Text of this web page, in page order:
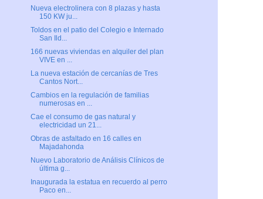
Nueva electrolinera con 8 plazas y hasta
150 KW ju...
Toldos en el patio del Colegio e Internado
San Ild...
166 nuevas viviendas en alquiler del plan
VIVE en ...
La nueva estación de cercanías de Tres
Cantos Nort...
Cambios en la regulación de familias
numerosas en ...
Cae el consumo de gas natural y
electricidad un 21...
Obras de asfaltado en 16 calles en
Majadahonda
Nuevo Laboratorio de Análisis Clínicos de
última g...
Inaugurada la estatua en recuerdo al perro
Paco en...